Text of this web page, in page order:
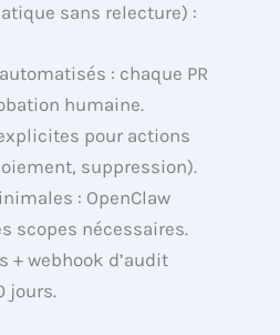
sans relecture) :
: chaque PR
humaine.
pour actions
suppression).
: OpenClaw
scopes nécessaires.
+ webhook d’audit
jours.